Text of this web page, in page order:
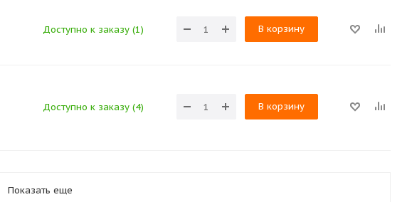
Доступно к заказу (1) В корзину
Доступно к заказу (4) В корзину
Показать еще